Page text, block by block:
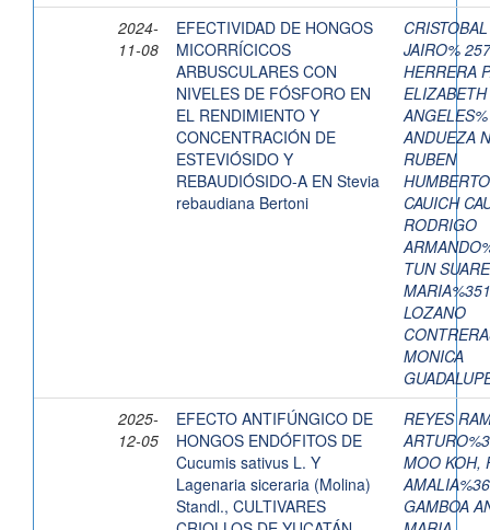
2024-
11-08
EFECTIVIDAD DE HONGOS
MICORRÍCICOS
ARBUSCULARES CON
NIVELES DE FÓSFORO EN
EL RENDIMIENTO Y
CONCENTRACIÓN DE
ESTEVIÓSIDO Y
REBAUDIÓSIDO-A EN Stevia
rebaudiana Bertoni
JAIRO%
HERRERA
ANDUEZA
RUBEN
CAUICH
RODRIGO
TUN
LOZANO
MONICA
2025-
12-05
EFECTO ANTIFÚNGICO DE
HONGOS ENDÓFITOS DE
Cucumis sativus L. Y
Lagenaria siceraria (Molina)
Standl., CULTIVARES
REYES
MOO KOH,
GAMBOA